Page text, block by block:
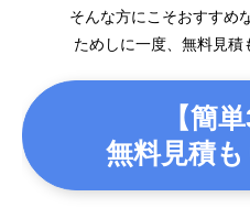
そんな方にこそおすすめ
ためしに一度、無料見積
【簡
無料見積